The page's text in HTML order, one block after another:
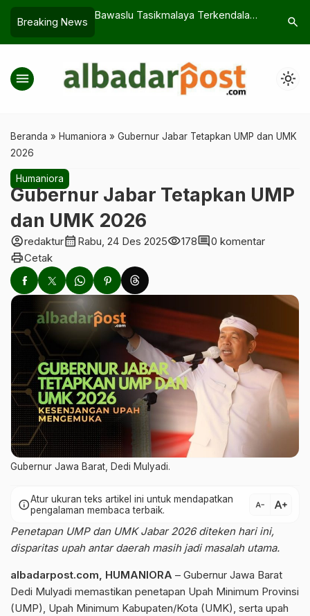
Breaking News
Jangan Terlambat, KIP Kuliah UNPER
search
menu light_mode
Beranda » Humaniora » Gubernur Jabar Tetapkan UMP dan UMK
2026
Humaniora
Gubernur Jabar Tetapkan UMP
dan UMK 2026
account_circleredakturcalendar_month Rabu, 24 Des 2025visibility178comment0 komentar
printCetak
Gubernur Jawa Barat, Dedi Mulyadi.
infoAtur ukuran teks artikel ini untuk mendapatkan
pengalaman membaca terbaik.
text_decrease text_increase
Penetapan UMP dan UMK Jabar 2026 diteken hari ini,
disparitas upah antar daerah masih jadi masalah utama.
albadarpost.com, HUMANIORA – Gubernur Jawa Barat
Dedi Mulyadi memastikan penetapan Upah Minimum Provinsi
(UMP), Upah Minimum Kabupaten/Kota (UMK), serta upah